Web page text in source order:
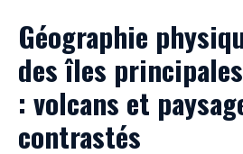
Géographie
des îles
: volcans et
contrastés